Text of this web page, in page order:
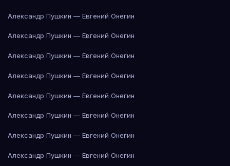
Александр Пушкин — Евгений Онегин
Александр Пушкин — Евгений Онегин
Александр Пушкин — Евгений Онегин
Александр Пушкин — Евгений Онегин
Александр Пушкин — Евгений Онегин
Александр Пушкин — Евгений Онегин
Александр Пушкин — Евгений Онегин
Александр Пушкин — Евгений Онегин